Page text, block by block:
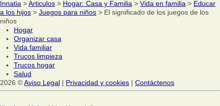
Innatia >Articulos > Hogar: Casa y Familia > Vida en familia > Educar
a los hijos > Juegos para niños > El significado de los juegos de los
niños
Hogar
Organizar casa
Vida familiar
Trucos limpieza
Trucos hogar
Salud
2026 ©Aviso Legal | Privacidad y cookies | Contáctenos